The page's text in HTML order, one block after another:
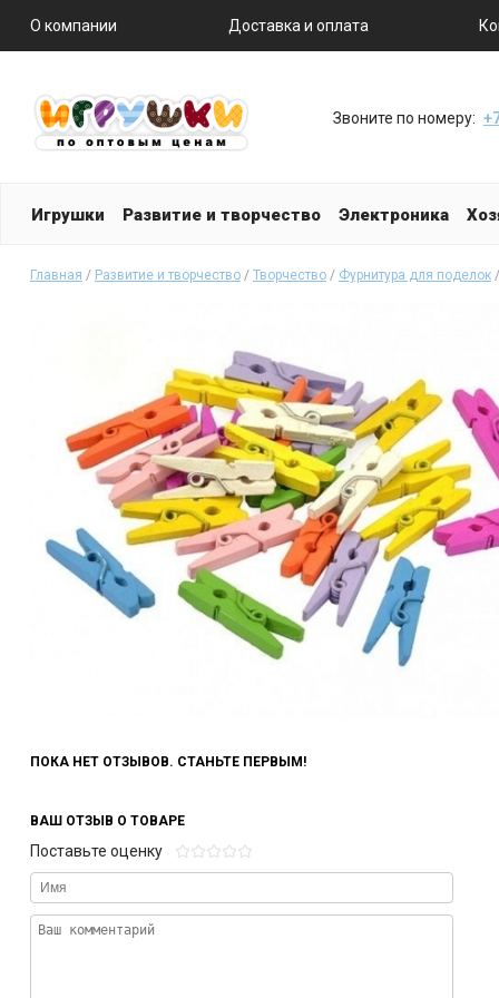
О компании Доставка и оплата
Звоните по номеру:
Игрушки Развитие и творчество Электроника
Главная / Развитие и творчество/ Творчество/ Фурнитура для поделок/
ПОКА НЕТ ОТЗЫВОВ. СТАНЬТЕ ПЕРВЫМ!
ВАШ ОТЗЫВ О ТОВАРЕ
Поставьте оценку